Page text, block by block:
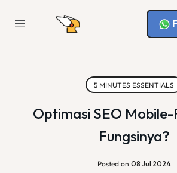
5 MINUTES ESSENTIALS
Optimasi SEO
Fungsinya?
Posted on 08 Jul 2024